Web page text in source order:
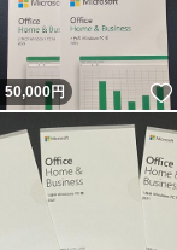
50,000円